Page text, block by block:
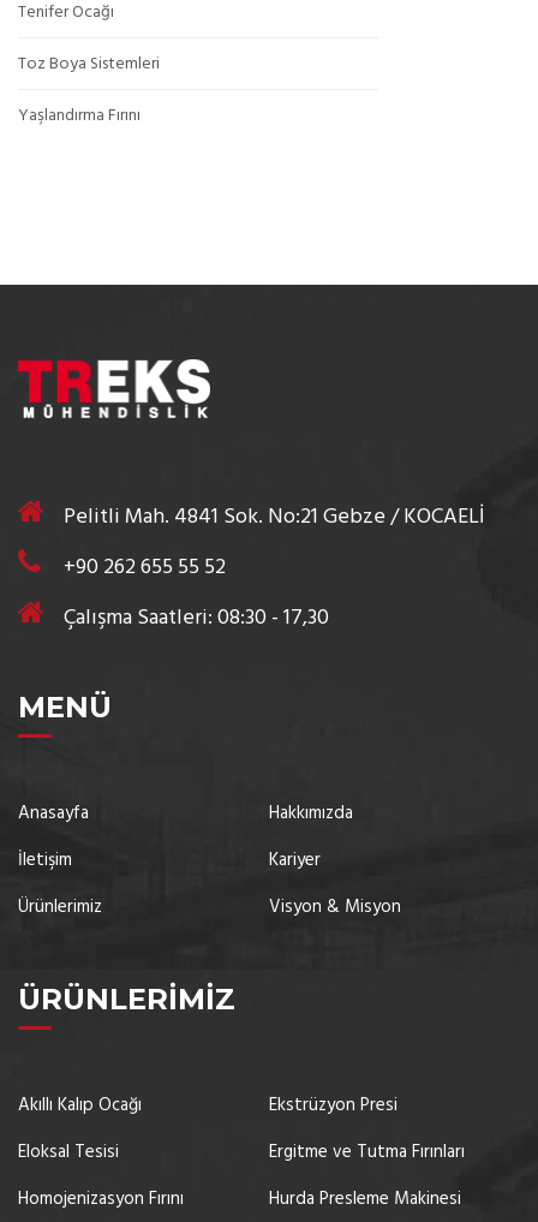
Tenifer Ocağı
Toz Boya Sistemleri
Yaşlandırma Fırını
Pelitli Mah. 4841 Sok. No:21 Gebze / KOCAELİ
+90 262 655 55 52
Çalışma Saatleri: 08:30 - 17,30
MENÜ
Anasayfa
Hakkımızda
İletişim
Kariyer
Ürünlerimiz
Visyon & Misyon
ÜRÜNLERIMIZ
Akıllı Kalıp Ocağı
Ekstrüzyon Presi
Eloksal Tesisi
Ergitme ve Tutma Fırınları
Homojenizasyon Fırını
Hurda Presleme Makinesi